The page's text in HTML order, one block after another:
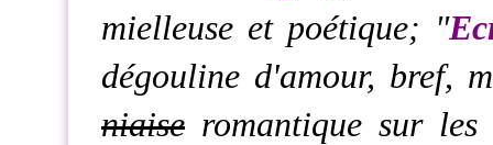
mielleuse et poétique; "
dégouline d'amour, bref,
niaise romantique sur